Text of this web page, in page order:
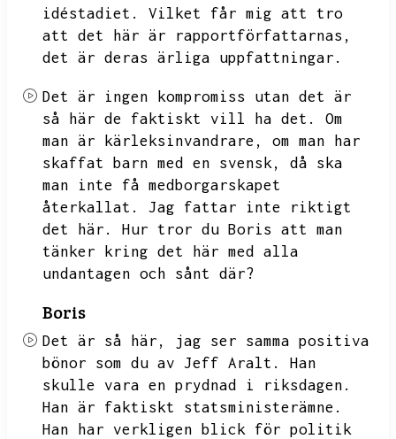
idéstadiet.
Vilket får mig att tro
att det här är rapportförfattarnas,
det är deras ärliga uppfattningar.
Det är ingen kompromiss utan det är
så här de faktiskt vill ha det.
Om
man är kärleksinvandrare,
om man har
skaffat barn med en svensk,
då ska
man inte få medborgarskapet
återkallat.
Jag fattar inte riktigt
det här.
Hur tror du Boris att man
tänker kring det här med alla
undantagen och sånt där?
Boris
Det är så här,
jag ser samma positiva
bönor som du av Jeff Aralt.
Han
skulle vara en prydnad i riksdagen.
Han är faktiskt statsministerämne.
Han har verkligen blick för politik